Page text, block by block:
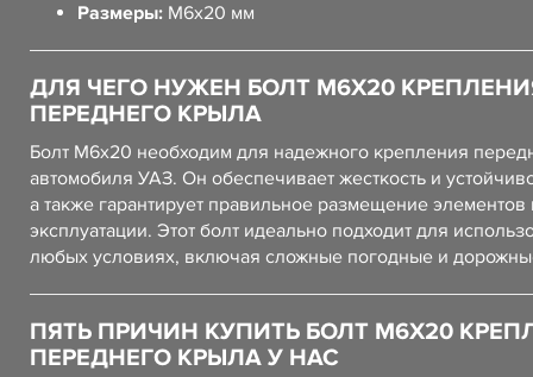
Размеры: М6х20 мм
ДЛЯ ЧЕГО НУЖЕН БОЛТ М6Х20
ПЕРЕДНЕГО КРЫЛА
Болт М6х20 необходим для надежного крепления
автомобиля УАЗ. Он обеспечивает жесткость и
а также гарантирует правильное размещение элементов
эксплуатации. Этот болт идеально подходит для
любых условиях, включая сложные погодные и
ПЯТЬ ПРИЧИН КУПИТЬ БОЛТ М6Х20
ПЕРЕДНЕГО КРЫЛА У НАС